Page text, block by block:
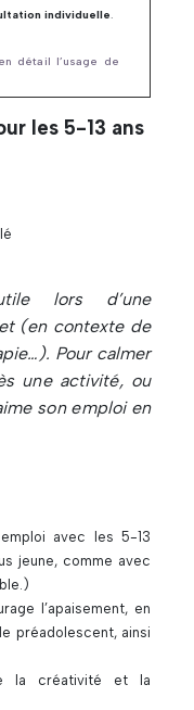
individuelle.
détail l’usage de
les 5-13 ans
lors d’une
(en contexte de
Pour calmer
une activité, ou
son emploi en
avec les 5-13
jeune, comme avec
l’apaisement, en
préadolescent, ainsi
la créativité et la